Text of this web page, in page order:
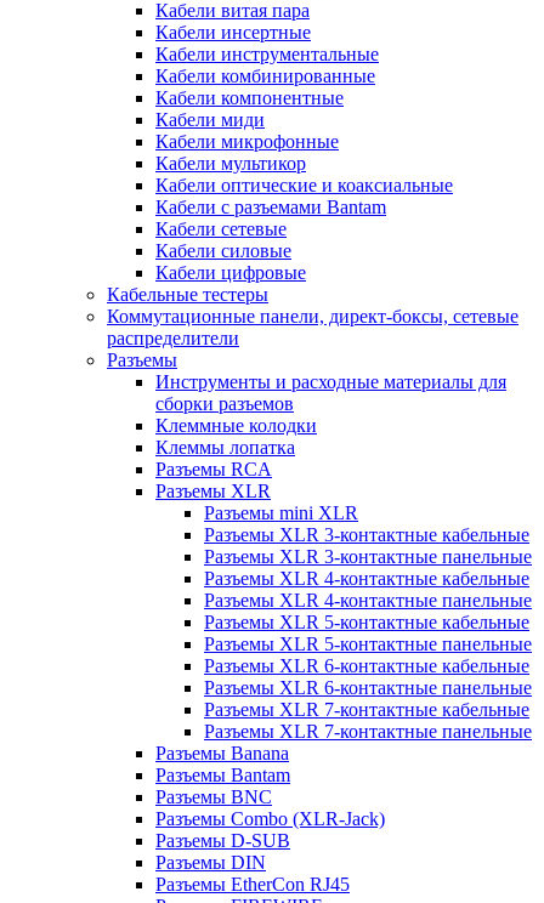
Кабели витая пара
Кабели инсертные
Кабели инструментальные
Кабели комбинированные
Кабели компонентные
Кабели миди
Кабели микрофонные
Кабели мультикор
Кабели оптические и коаксиальные
Кабели с разъемами Bantam
Кабели сетевые
Кабели силовые
Кабели цифровые
Кабельные тестеры
Коммутационные панели, директ-боксы, сетевые
распределители
Разъемы
Инструменты и расходные материалы для
сборки разъемов
Клеммные колодки
Клеммы лопатка
Разъемы RCA
Разъемы XLR
Разъемы mini XLR
Разъемы XLR 3-контактные кабельные
Разъемы XLR 3-контактные панельные
Разъемы XLR 4-контактные кабельные
Разъемы XLR 4-контактные панельные
Разъемы XLR 5-контактные кабельные
Разъемы XLR 5-контактные панельные
Разъемы XLR 6-контактные кабельные
Разъемы XLR 6-контактные панельные
Разъемы XLR 7-контактные кабельные
Разъемы XLR 7-контактные панельные
Разъемы Banana
Разъемы Bantam
Разъемы BNC
Разъемы Combo (XLR-Jack)
Разъемы D-SUB
Разъемы DIN
Разъемы EtherCon RJ45